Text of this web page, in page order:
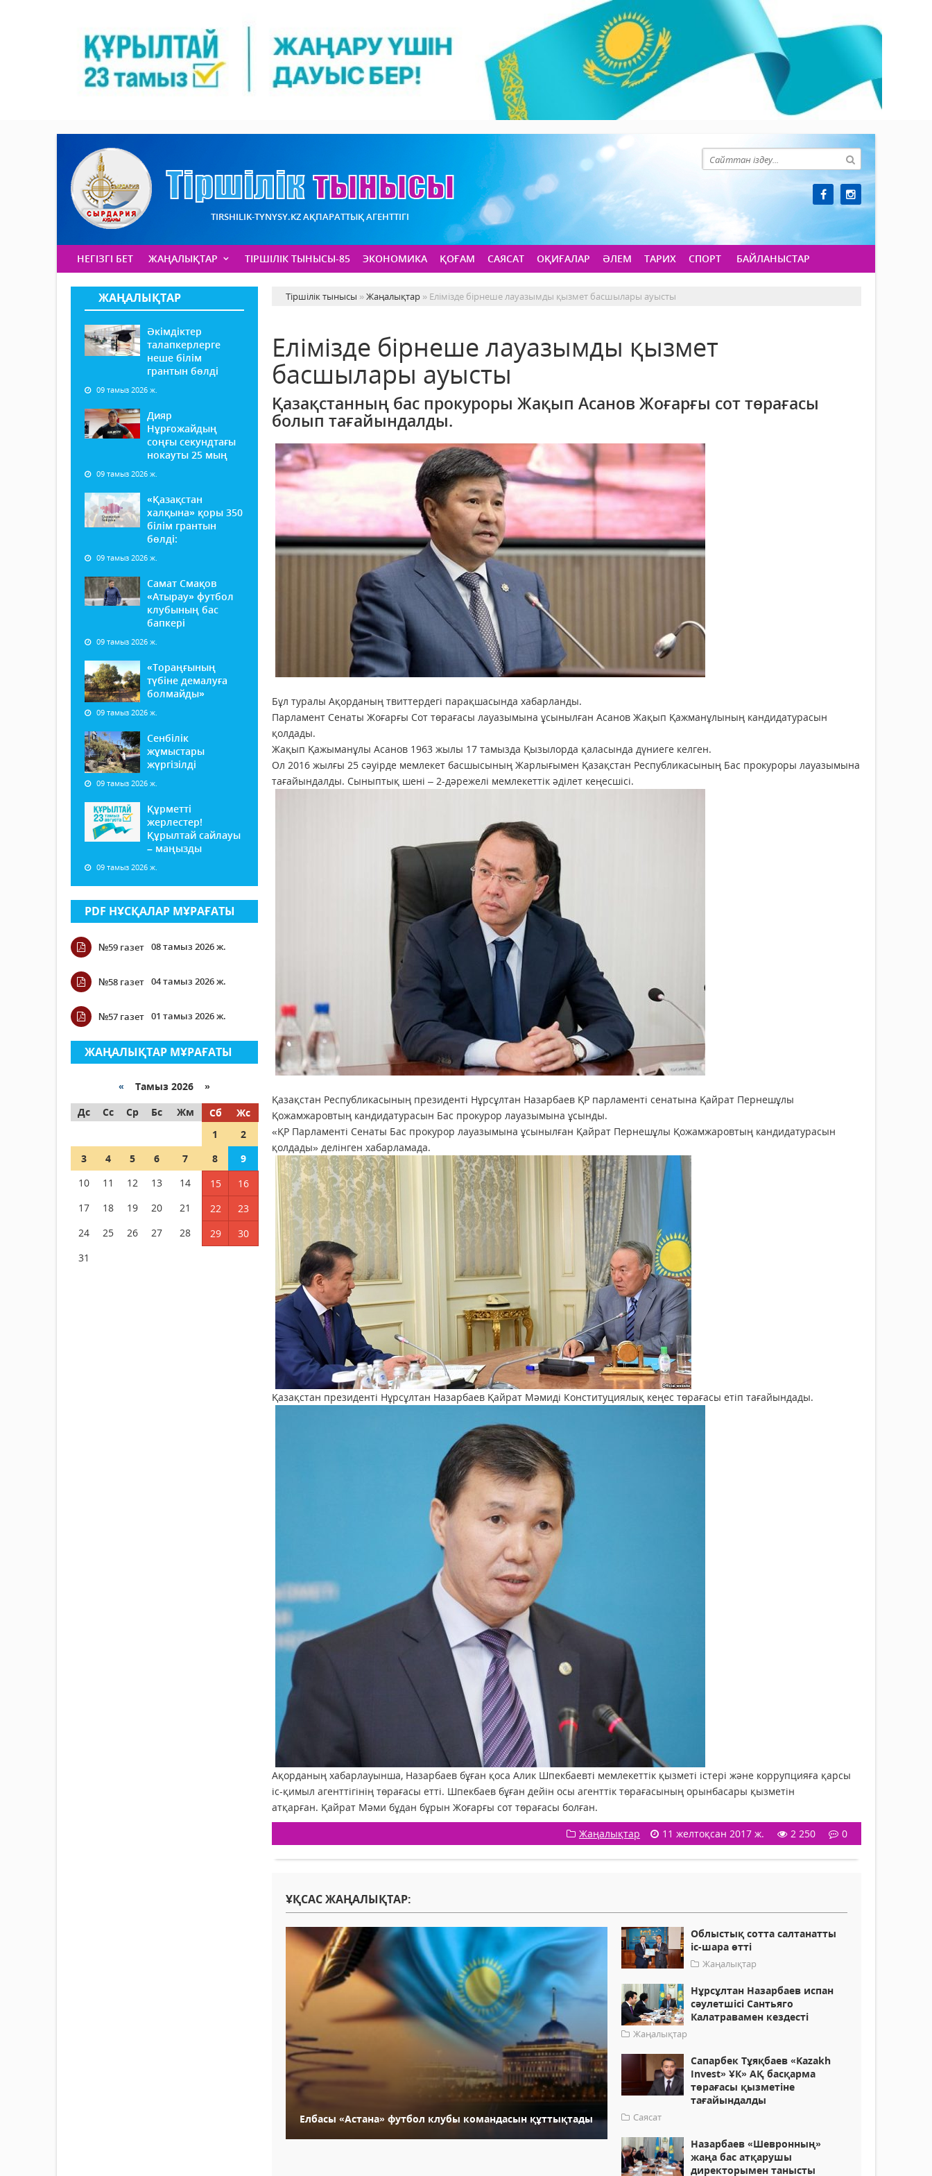
TIRSHILIK-TYNYSY.KZ АҚПАРАТТЫҚ АГЕНТТІГІ
НЕГІЗГІ БЕТ ЖАҢАЛЫҚТАР ТІРШІЛІК ТЫНЫСЫ-85 ЭКОНОМИКА ҚОҒАМ САЯСАТ ОҚИҒАЛАР ӘЛЕМ ТАРИХ СПОРТ БАЙЛАНЫСТАР
ЖАҢАЛЫҚТАР
Әкімдіктер
талапкерлерге
неше білім
грантын бөлді
09 тамыз 2026 ж.
Дияр
Нұрғожайдың
соңғы секундтағы
нокауты 25 мың
09 тамыз 2026 ж.
«Қазақстан
халқына» қоры 350
білім грантын
бөлді:
09 тамыз 2026 ж.
Самат Смақов
«Атырау» футбол
клубының бас
бапкері
09 тамыз 2026 ж.
«Тораңғының
түбіне демалуға
болмайды»
09 тамыз 2026 ж.
Сенбілік
жұмыстары
жүргізілді
09 тамыз 2026 ж.
Құрметті
жерлестер!
Құрылтай сайлауы
– маңызды
09 тамыз 2026 ж.
PDF НҰСҚАЛАР МҰРАҒАТЫ
№59 газет 08 тамыз 2026 ж.
№58 газет 04 тамыз 2026 ж.
№57 газет 01 тамыз 2026 ж.
ЖАҢАЛЫҚТАР МҰРАҒАТЫ
« Тамыз 2026 »
Дс
Сс Ср Бс Жм Сб
Жс
1
2
3
4 5 6 7 8
9
10
11 12 13 14 15
16
17
18 19 20 21 22
23
24
25 26 27 28 29
30
31
Тіршілік тынысы »Жаңалықтар » Елімізде бірнеше лауазымды қызмет басшылары ауысты
Елімізде бірнеше лауазымды қызмет
басшылары ауысты
Қазақстанның бас прокуроры Жақып Асанов Жоғарғы сот төрағасы
болып тағайындалды.
Бұл туралы Ақорданың твиттердегі парақшасында хабарланды.
Парламент Сенаты Жоғарғы Сот төрағасы лауазымына ұсынылған Асанов Жақып Қажманұлының кандидатурасын
қолдады.
Жақып Қажыманұлы Асанов 1963 жылы 17 тамызда Қызылорда қаласында дүниеге келген.
Ол 2016 жылғы 25 сәуірде мемлекет басшысының Жарлығымен Қазақстан Республикасының Бас прокуроры лауазымына
тағайындалды. Сыныптық шені – 2-дәрежелі мемлекеттік әділет кеңесшісі.
Қазақстан Республикасының президенті Нұрсұлтан Назарбаев ҚР парламенті сенатына Қайрат Пернешұлы
Қожамжаровтың кандидатурасын Бас прокурор лауазымына ұсынды.
«ҚР Парламенті Сенаты Бас прокурор лауазымына ұсынылған Қайрат Пернешұлы Қожамжаровтың кандидатурасын
қолдады» делінген хабарламада.
Қазақстан президенті Нұрсұлтан Назарбаев Қайрат Мәмиді Конституциялық кеңес төрағасы етіп тағайындады.
Ақорданың хабарлауынша, Назарбаев бұған қоса Алик Шпекбаевті мемлекеттік қызметі істері және коррупцияға қарсы
іс-қимыл агенттігінің төрағасы етті. Шпекбаев бұған дейін осы агенттік төрағасының орынбасары қызметін
атқарған. Қайрат Мәми бұдан бұрын Жоғарғы сот төрағасы болған.
Жаңалықтар
11 желтоқсан 2017 ж. 2 250 0
ҰҚСАС ЖАҢАЛЫҚТАР:
Елбасы «Астана» футбол клубы командасын құттықтады
Облыстық сотта салтанатты
іс-шара өтті
Жаңалықтар
Нұрсұлтан Назарбаев испан
сәулетшісі Сантьяго
Калатравамен кездесті
Жаңалықтар
Сапарбек Тұяқбаев «Kazakh
Invest» ҰК» АҚ басқарма
төрағасы қызметіне
тағайындалды
Саясат
Назарбаев «Шевронның»
жаңа бас атқарушы
директорымен танысты